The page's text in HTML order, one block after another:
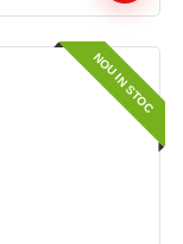
NOU IN STOC